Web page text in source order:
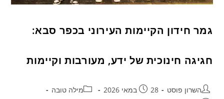
גמר חידון הקיימות העירוני בכפר סבא:
חגיגה חינוכית של ידע, מעורבות וקיימות
השרון פוסט 28 במאי 2026
מילה טובה